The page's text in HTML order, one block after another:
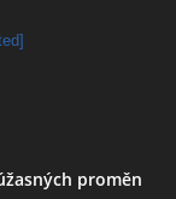
proměn